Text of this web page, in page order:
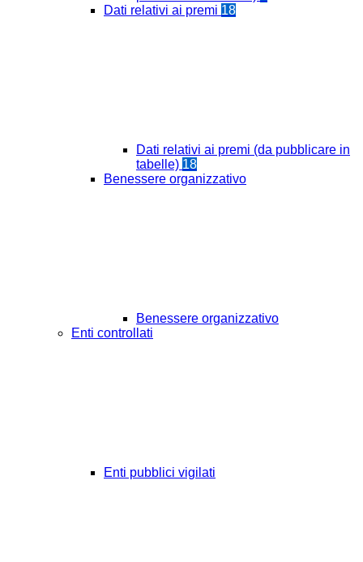
Dati relativi ai premi 18
Dati relativi ai premi (da pubblicare in
tabelle) 18
Benessere organizzativo
Benessere organizzativo
Enti controllati
Enti pubblici vigilati